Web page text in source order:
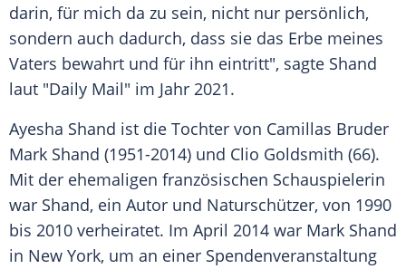
darin, für mich da zu sein, nicht nur persönlich,
sondern auch dadurch, dass sie das Erbe meines
Vaters bewahrt und für ihn eintritt", sagte Shand
laut "Daily Mail" im Jahr 2021.
Ayesha Shand ist die Tochter von Camillas Bruder
Mark Shand (1951-2014) und Clio Goldsmith (66).
Mit der ehemaligen französischen Schauspielerin
war Shand, ein Autor und Naturschützer, von 1990
bis 2010 verheiratet. Im April 2014 war Mark Shand
in New York, um an einer Spendenveranstaltung